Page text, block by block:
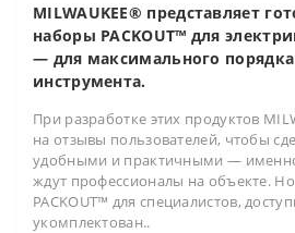
MILWAUKEE® представляет
наборы PACKOUT™ для
— для максимального
инструмента.
При разработке этих продуктов
на отзывы пользователей, чтобы
удобными и практичными —
ждут профессионалы на объекте.
PACKOUT™ для специалистов,
укомплектован..